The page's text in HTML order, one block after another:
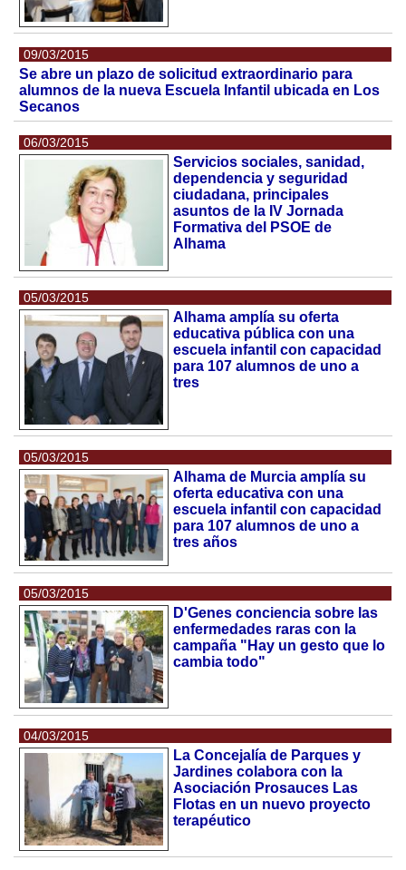
09/03/2015
Se abre un plazo de solicitud extraordinario para
alumnos de la nueva Escuela Infantil ubicada en Los
Secanos
06/03/2015
Servicios sociales, sanidad,
dependencia y seguridad
ciudadana, principales
asuntos de la IV Jornada
Formativa del PSOE de
Alhama
05/03/2015
Alhama amplía su oferta
educativa pública con una
escuela infantil con capacidad
para 107 alumnos de uno a
tres
05/03/2015
Alhama de Murcia amplía su
oferta educativa con una
escuela infantil con capacidad
para 107 alumnos de uno a
tres años
05/03/2015
D'Genes conciencia sobre las
enfermedades raras con la
campaña "Hay un gesto que lo
cambia todo"
04/03/2015
La Concejalía de Parques y
Jardines colabora con la
Asociación Prosauces Las
Flotas en un nuevo proyecto
terapéutico